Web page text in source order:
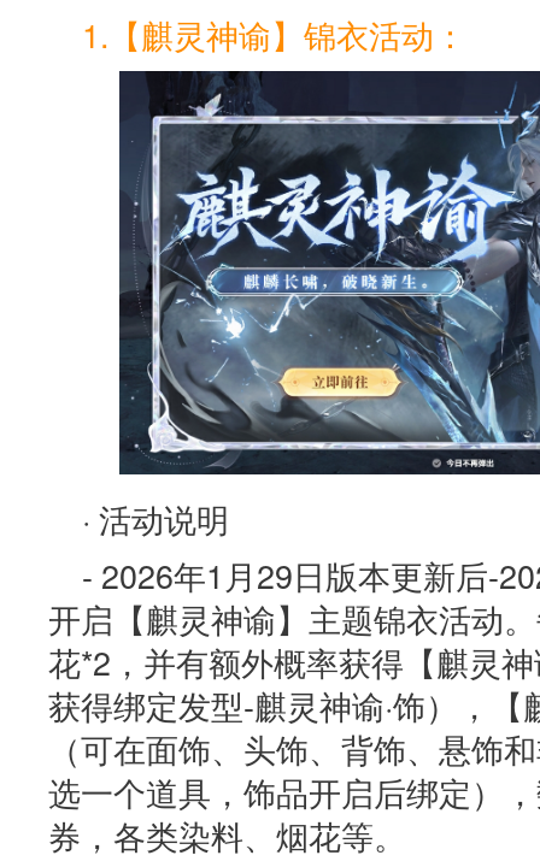
1.【麒灵神谕】锦衣活动：
· 活动说明
- 2026年1月29日版本更新后-
开启【麒灵神谕】主题锦衣活动
花*2，并有额外概率获得【麒灵
获得绑定发型-麒灵神谕·饰），
（可在面饰、头饰、背饰、悬饰
选一个道具，饰品开启后绑定）
券，各类染料、烟花等。